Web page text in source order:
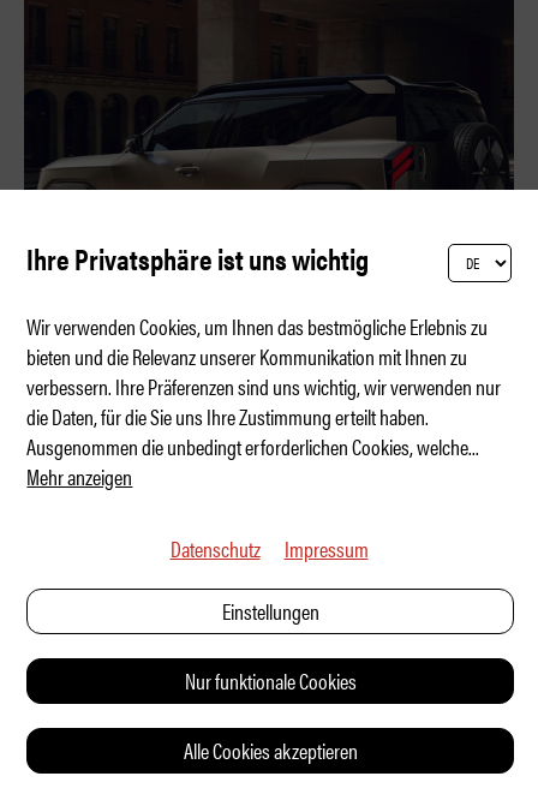
Mini-Defender aus Paris?
Ihre Privatsphäre ist uns wichtig
Wir verwenden Cookies, um Ihnen das bestmögliche Erlebnis zu
bieten und die Relevanz unserer Kommunikation mit Ihnen zu
verbessern. Ihre Präferenzen sind uns wichtig, wir verwenden nur
die Daten, für die Sie uns Ihre Zustimmung erteilt haben.
Ausgenommen die unbedingt erforderlichen Cookies, welche...
Mehr anzeigen
Datenschutz Impressum
Einstellungen
Nur funktionale Cookies
Alle Cookies akzeptieren